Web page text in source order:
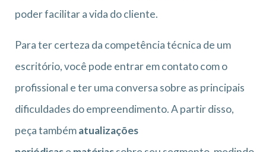
poder facilitar a vida do cliente.
Para ter certeza da competência técnica de um
escritório, você pode entrar em contato com o
profissional e ter uma conversa sobre as principais
dificuldades do empreendimento. A partir disso,
peça tambématualizações